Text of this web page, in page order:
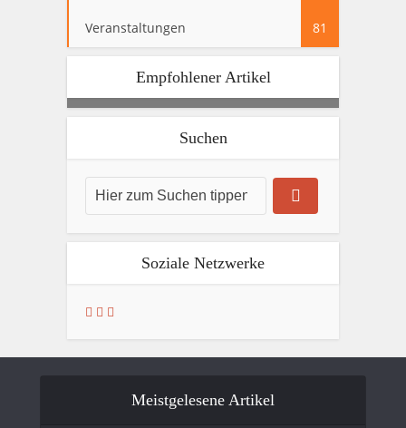
Veranstaltungen 81
Empfohlener Artikel
Suchen
Soziale Netzwerke
Meistgelesene Artikel